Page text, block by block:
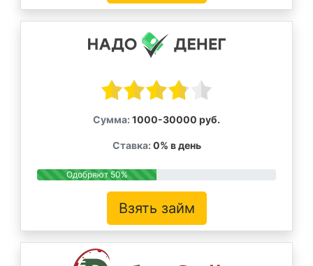
Сумма: 1000-30000 руб.
Ставка: 0% в день
Одобряют 50%
Взять займ